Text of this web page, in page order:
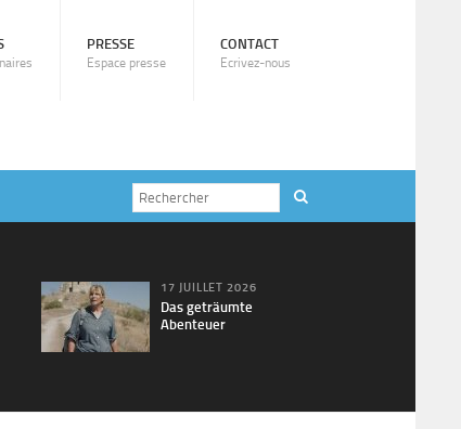
PRESSE
Espace presse
CONTACT
Ecrivez-nous
17 JUILLET 2026
Das geträumte
Abenteuer